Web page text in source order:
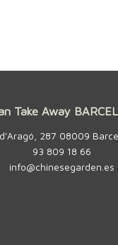
Take Away
287 08009
93 809 18 66
info@chinesegarden.es